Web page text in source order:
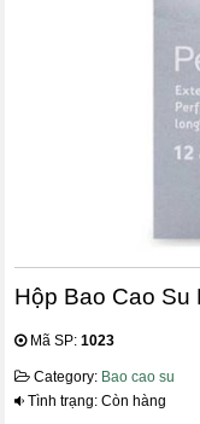
Hộp Bao Cao Su
Mã SP:1023
Category: Bao cao su
Tình trạng: Còn hàng